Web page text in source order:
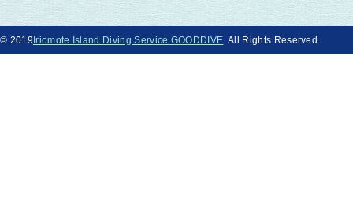
© 2019Iriomote Island Diving Service GOODDIVE . All Rights Reserved.